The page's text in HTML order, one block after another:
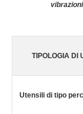
TIPOLOGIA DI
Utensili di tipo